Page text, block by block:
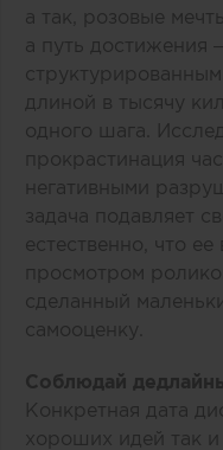
а так, розовые
а путь достижения
длиной в тысячу
одного шага.
прокрастинация
негативными
задача подавляет
естественно, что
просмотром
сделанный
самооценку.
Соблюдай
Конкретная дата
хороших идей так